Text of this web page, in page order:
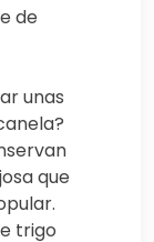
de
unas
que
trigo